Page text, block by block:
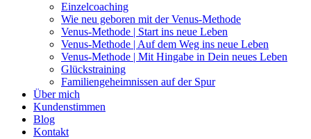
Einzelcoaching
Wie neu geboren mit der Venus-Methode
Venus-Methode | Start ins neue Leben
Venus-Methode | Auf dem Weg ins neue Leben
Venus-Methode | Mit Hingabe in Dein neues Leben
Glückstraining
Familiengeheimnissen auf der Spur
Über mich
Kundenstimmen
Blog
Kontakt